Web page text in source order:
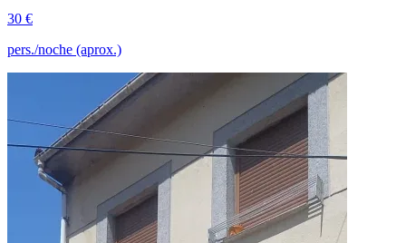
30 €
pers./noche (aprox.)